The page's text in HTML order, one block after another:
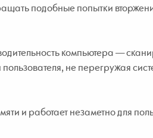
подобные попытки
компьютера —
не перегружая
и работает незаметно для